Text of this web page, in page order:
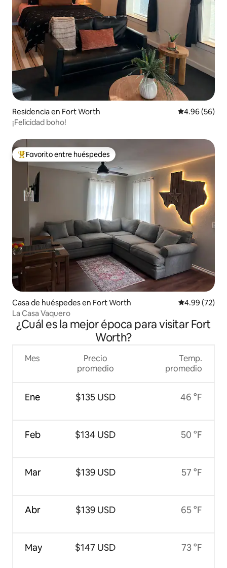
Residencia en Fort Worth Calificación
4.96 (56)
¡Felicidad boho!
De los mejores en Favorito entre huéspedes
Favorito entre huéspedes
Casa de huéspedes en Fort Worth Calificación
4.99 (72)
La Casa Vaquero
¿Cuál es la mejor época para visitar Fort
Worth?
Mes
Ene
Feb
Mar
Abr
May
Precio
promedio
$135 USD
$134 USD
$139 USD
$139 USD
$147 USD
Temp.
promedio
46 °F
50 °F
57 °F
65 °F
73 °F